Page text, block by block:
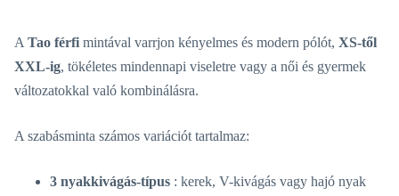
A Tao férfi mintával varrjon kényelmes és modern pólót, XS-től
XXL-ig, tökéletes mindennapi viseletre vagy a női és gyermek
változatokkal való kombinálásra.
A szabásminta számos variációt tartalmaz:
3 nyakkivágás-típus : kerek, V-kivágás vagy hajó nyak